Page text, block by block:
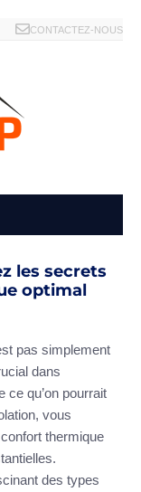
CONTACTEZ-NOUS
les secrets
optimal
pas simplement
dans
ce qu’on pourrait
vous
thermique
des types